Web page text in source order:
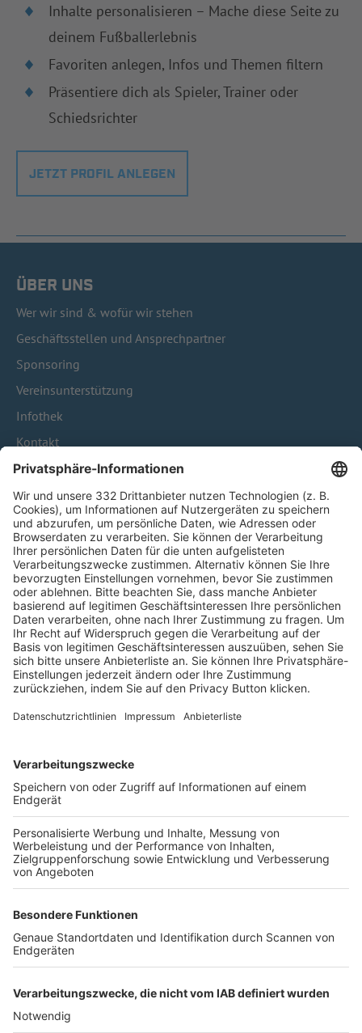
Inhalte personalisieren – Mache diese Seite zu
deinem Fußballerlebnis
Favoriten anlegen, Infos und Themen filtern
Präsentiere dich als Spieler, Trainer oder
Schiedsrichter
JETZT PROFIL ANLEGEN
ÜBER UNS
Wer wir sind & wofür wir stehen
Geschäftsstellen und Ansprechpartner
Sponsoring
Vereinsunterstützung
Infothek
Kontakt
HÄUFIG BESUCHTE SEITEN
Pässe und Vereinswechsel
Trainerausbildung
Schulungsangebot Vereinsmitarbeiter
BFV-Geschäftsstellen
Trainerbörse
Login SpielPlus
FOLGE DEM BFV
TOP-VEREINE
TOP-PARTNER